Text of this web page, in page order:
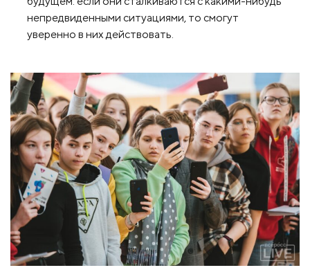
непредвиденными ситуациями, то смогут
уверенно в них действовать.